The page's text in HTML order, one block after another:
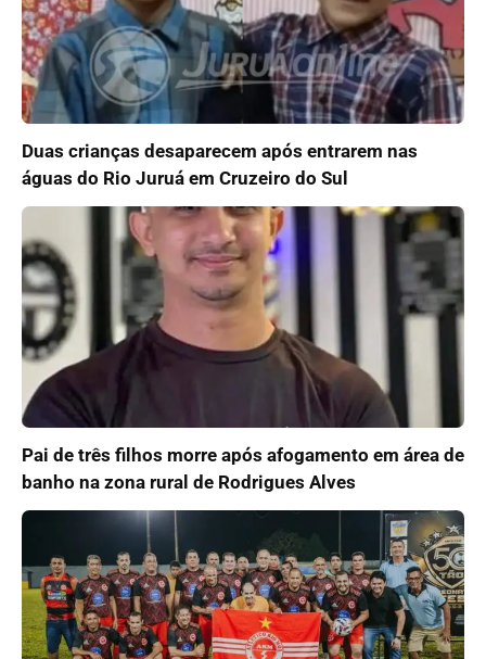
Duas crianças desaparecem após entrarem nas
águas do Rio Juruá em Cruzeiro do Sul
Pai de três filhos morre após afogamento em área de
banho na zona rural de Rodrigues Alves